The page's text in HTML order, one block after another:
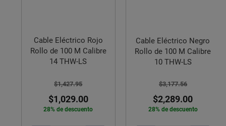
Cable Eléctrico Rojo
Rollo de 100 M Calibre
14 THW-LS
$1,427.95
$1,029.00
28% de descuento
Cable Eléctrico Negro
Rollo de 100 M Calibre
10 THW-LS
$3,177.56
$2,289.00
28% de descuento